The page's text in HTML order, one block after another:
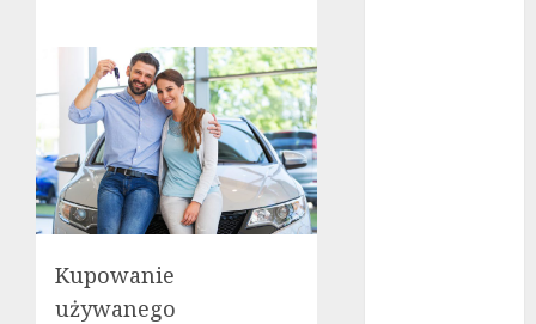
Kupowanie
używanego